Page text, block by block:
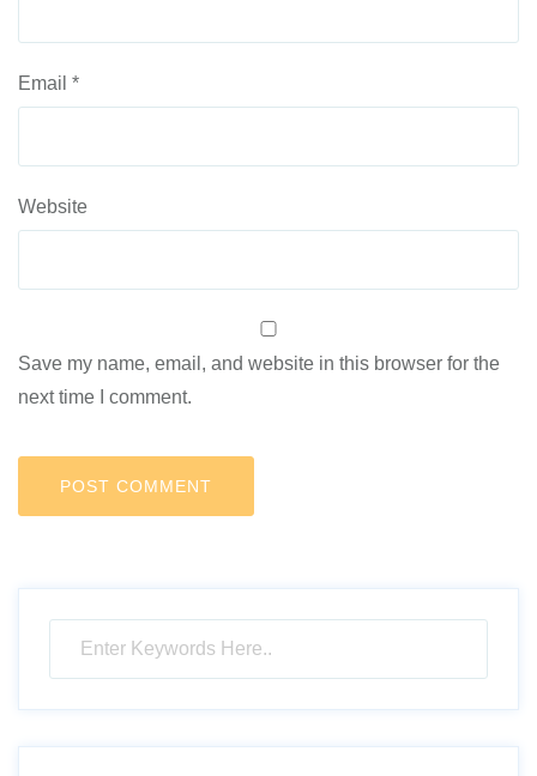
Email *
Website
Save my name, email, and website in this browser for the
next time I comment.